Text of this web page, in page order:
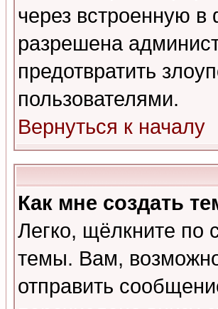
через встроенную
разрешена
предотвратить
пользователями.
Вернуться к началу
Как мне создать
Легко, щёлкните по
темы. Вам,
отправить